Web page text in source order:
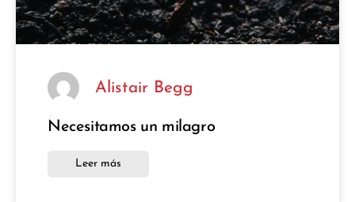
Alistair Begg
Necesitamos un milagro
Leer más